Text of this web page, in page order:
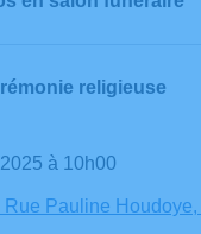
religieuse
2025 à 10h00
Rue Pauline